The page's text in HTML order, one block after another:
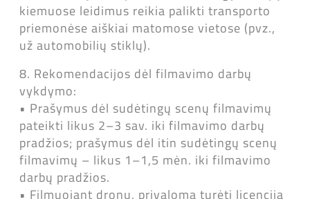
kiemuose leidimus reikia palikti transporto
priemonėse aiškiai matomose vietose (pvz.,
už automobilių stiklų).
8. Rekomendacijos dėl filmavimo darbų
vykdymo:
• Prašymus dėl sudėtingų scenų filmavimų
pateikti likus 2–3 sav. iki filmavimo darbų
pradžios; prašymus dėl itin sudėtingų scenų
filmavimų – likus 1–1,5 mėn. iki filmavimo
darbų pradžios.
• Filmuojant dronu, privaloma turėti licenciją